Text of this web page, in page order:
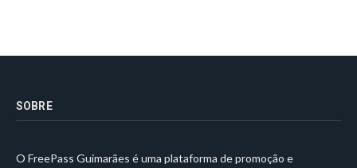
SOBRE
O FreePass Guimarães é uma plataforma de promoção e